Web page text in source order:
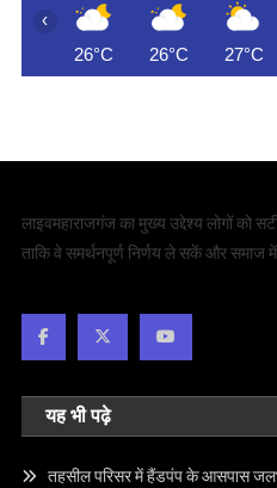
26°C 26°C 27°C
‹
लाइवमहाराजगंज का मुख्य उद्देश्य लोगों को
ताकि वे समर्थनपूर्ण निर्णय ले सकें और समाज
यह भी पढ़े
तहसील परिसर में हैंडपंप के आसपास